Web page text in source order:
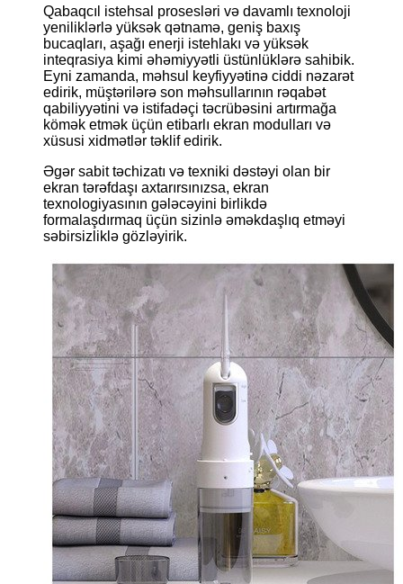
Qabaqcıl istehsal prosesləri və davamlı texnoloji
yeniliklərlə yüksək qətnamə, geniş baxış
bucaqları, aşağı enerji istehlakı və yüksək
inteqrasiya kimi əhəmiyyətli üstünlüklərə sahibik.
Eyni zamanda, məhsul keyfiyyətinə ciddi nəzarət
edirik, müştərilərə son məhsullarının rəqabət
qabiliyyətini və istifadəçi təcrübəsini artırmağa
kömək etmək üçün etibarlı ekran modulları və
xüsusi xidmətlər təklif edirik.
Əgər sabit təchizatı və texniki dəstəyi olan bir
ekran tərəfdaşı axtarırsınızsa, ekran
texnologiyasının gələcəyini birlikdə
formalaşdırmaq üçün sizinlə əməkdaşlıq etməyi
səbirsizliklə gözləyirik.